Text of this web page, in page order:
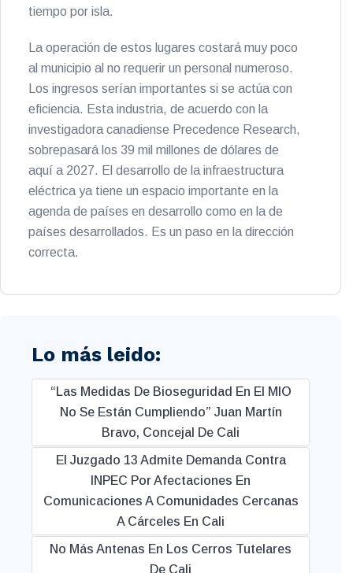
tiempo por isla.
La operación de estos lugares costará muy poco
al municipio al no requerir un personal numeroso.
Los ingresos serían importantes si se actúa con
eficiencia. Esta industria, de acuerdo con la
investigadora canadiense Precedence Research,
sobrepasará los 39 mil millones de dólares de
aquí a 2027. El desarrollo de la infraestructura
eléctrica ya tiene un espacio importante en la
agenda de países en desarrollo como en la de
países desarrollados. Es un paso en la dirección
correcta.
Lo más leido:
“Las Medidas De Bioseguridad En El MIO
No Se Están Cumpliendo” Juan Martín
Bravo, Concejal De Cali
El Juzgado 13 Admite Demanda Contra
INPEC Por Afectaciones En
Comunicaciones A Comunidades Cercanas
A Cárceles En Cali
No Más Antenas En Los Cerros Tutelares
De Cali